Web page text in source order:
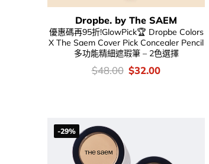
Dropbe. by The SAEM
優惠碼再95折!GlowPick🏆 Dropbe Colors
X The Saem Cover Pick Concealer Pencil
多功能精細遮瑕筆 – 2色選擇
價
錢：
$48.00 Original
price
$32.00Current
-29%